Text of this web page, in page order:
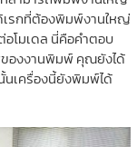
รกที่ต้องพิมพ์งานใหญ่
อโมเดล นี่คือคำตอบ
องงานพิมพ์ คุณยังได้
นเครื่องนี้ยังพิมพ์ได้